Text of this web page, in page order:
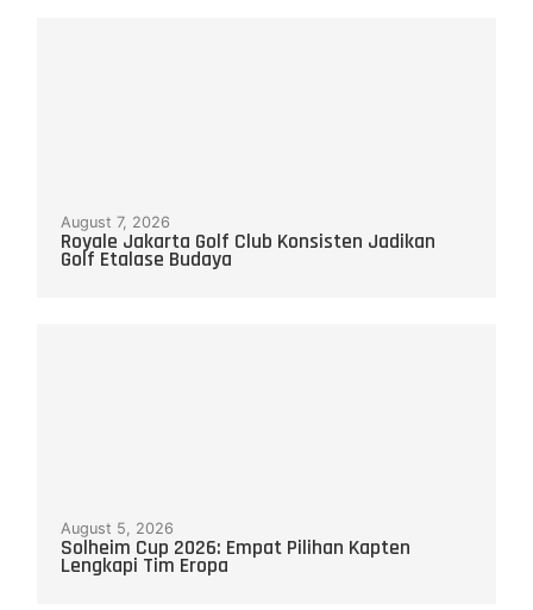
August 7, 2026
Royale Jakarta Golf Club Konsisten Jadikan
Golf Etalase Budaya
August 5, 2026
Solheim Cup 2026: Empat Pilihan Kapten
Lengkapi Tim Eropa